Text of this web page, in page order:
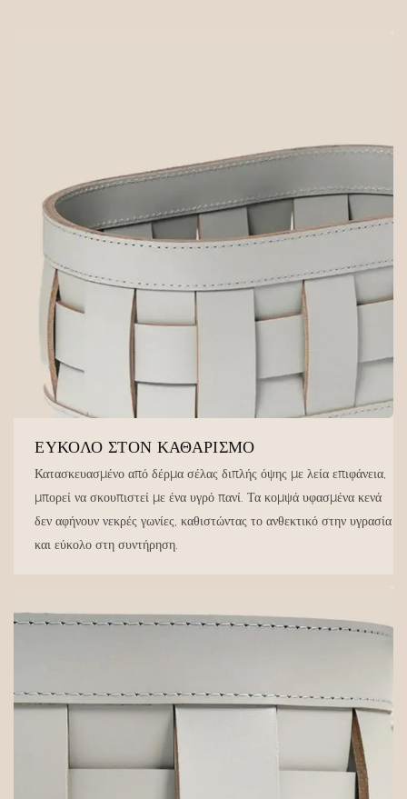
ΕΎΚΟΛΟ ΣΤΟΝ ΚΑΘΑΡΙΣΜΌ
Κατασκευασμένο από δέρμα σέλας διπλής όψης με λεία επιφάνεια,
μπορεί να σκουπιστεί με ένα υγρό πανί. Τα κομψά υφασμένα κενά
δεν αφήνουν νεκρές γωνίες, καθιστώντας το ανθεκτικό στην υγρασία
και εύκολο στη συντήρηση.